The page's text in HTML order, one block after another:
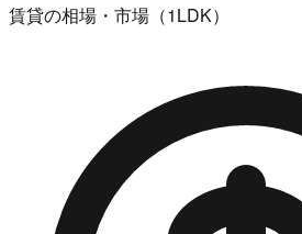
賃貸の相場・市場（1LDK）